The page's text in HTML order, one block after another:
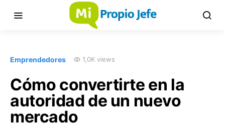
Emprendedores 1,0K views
Cómo convertirte en la
autoridad de un nuevo
mercado